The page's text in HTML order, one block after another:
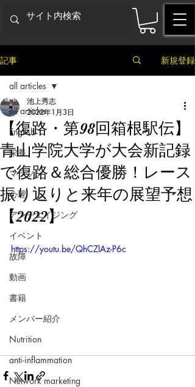
記事 新規登録
all articles
English
栄養
マラソン
心理
アンチエイジング
イベント
故障
動画
書籍
メンバー紹介
Nutrition
anti-inflammation
Network marketing
all articles
【復路・第98回箱根駅伝】
青山学院大学が大会新記録
で復路＆総合優勝！レース
振り返りと来年の展望予想
【2022】
池上秀志
2022年1月3日
https://youtu.be/QhCZlAz-P6c